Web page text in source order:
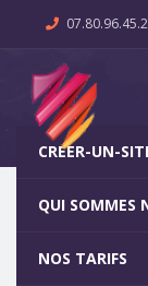
CREER-UN-
QUI SOMMES
NOS TARIFS